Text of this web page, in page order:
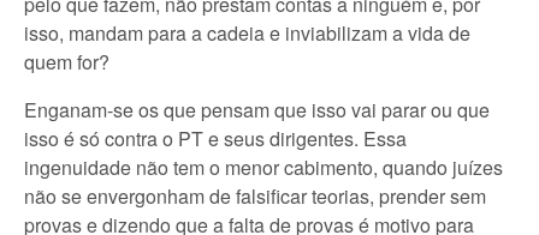
isso, mandam para a cadeia e inviabilizam a vida de
quem for?
Enganam-se os que pensam que isso vai parar ou que
isso é só contra o PT e seus dirigentes. Essa
ingenuidade não tem o menor cabimento, quando juízes
não se envergonham de falsificar teorias, prender sem
provas e dizendo que a falta de provas é motivo para